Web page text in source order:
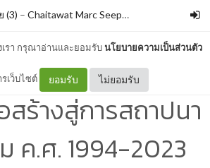
เรา กรุณาอ่านและยอมรับนโยบายความเป็นส่วนตัว
เว็บไซต์ ยอมรับ ไม่ยอมรับ
(3) – Chaitawat Marc Seephongsai
รษ Siam mapped
สร้างสู่การสถาปนา
ค.ศ. 1994-2023